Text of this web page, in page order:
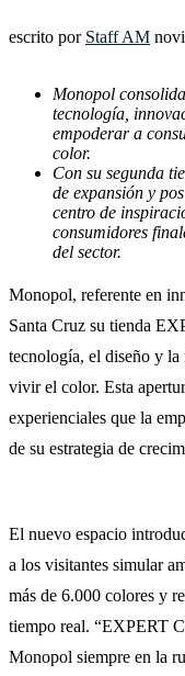
escrito por Staff AM
Monopol
tecnología,
empoderar a
color.
Con su segunda
de expansión y
centro de
consumidores
del sector.
Monopol, referente en
Santa Cruz su tienda
tecnología, el diseño y
vivir el color. Esta
experienciales que la
de su estrategia de
El nuevo espacio
a los visitantes simular
más de 6.000 colores y
tiempo real. “EXPERT
Monopol siempre en la